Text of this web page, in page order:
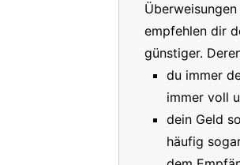
empfehlen dir
günstiger.
du immer
immer voll
dein Geld
häufig